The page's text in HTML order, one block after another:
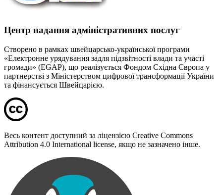
Центр надання адміністративних послуг
Створено в рамках швейцарсько-української програми
«Електронне урядування задля підзвітності влади та участі
громади» (EGAP), що реалізується Фондом Східна Європа у
партнерстві з Міністерством цифрової трансформації України
та фінансується Швейцарією.
Весь контент доступний за ліцензією Creative Commons
Attribution 4.0 International license, якщо не зазначено інше.